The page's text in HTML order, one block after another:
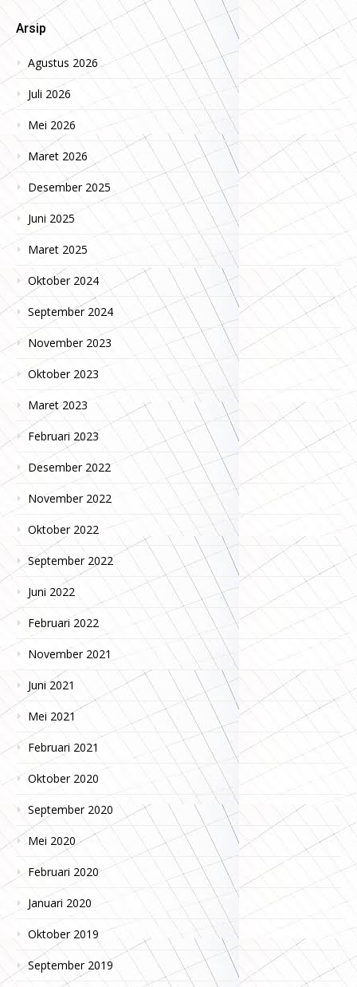
Arsip
Agustus 2026
Juli 2026
Mei 2026
Maret 2026
Desember 2025
Juni 2025
Maret 2025
Oktober 2024
September 2024
November 2023
Oktober 2023
Maret 2023
Februari 2023
Desember 2022
November 2022
Oktober 2022
September 2022
Juni 2022
Februari 2022
November 2021
Juni 2021
Mei 2021
Februari 2021
Oktober 2020
September 2020
Mei 2020
Februari 2020
Januari 2020
Oktober 2019
September 2019